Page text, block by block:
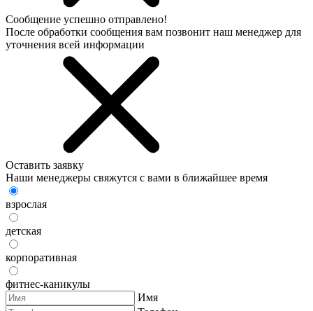
Сообщение успешно отправлено!
После обработки сообщения вам позвонит наш менеджер для
уточнения всей информации
Оставить заявку
Наши менеджеры свяжутся с вами в ближайшее время
взрослая
детская
корпоративная
фитнес-каникулы
Имя